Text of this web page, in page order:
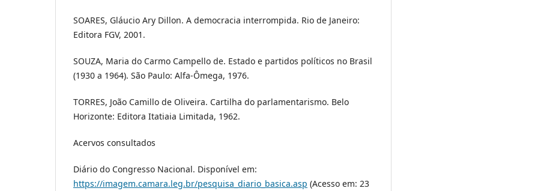
SOARES, Gláucio Ary Dillon. A democracia interrompida. Rio de Janeiro:
Editora FGV, 2001.
SOUZA, Maria do Carmo Campello de. Estado e partidos políticos no Brasil
(1930 a 1964). São Paulo: Alfa-Ômega, 1976.
TORRES, João Camillo de Oliveira. Cartilha do parlamentarismo. Belo
Horizonte: Editora Itatiaia Limitada, 1962.
Acervos consultados
Diário do Congresso Nacional. Disponível em:
https://imagem.camara.leg.br/pesquisa_diario_basica.asp (Acesso em: 23